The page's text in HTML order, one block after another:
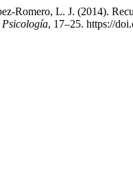
Romero, L. J. (2014).
Psicología, 17–25. https://